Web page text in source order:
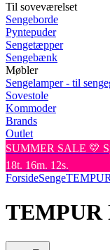
Til soveværelset
Sengeborde
Pyntepuder
Sengetæpper
Sengebænk
Møbler
Sengelamper - til
Sovestole
Kommoder
Brands
Outlet
SUMMER SALE 💛
18t. 16m. 12s.
ForsideSenge
TEMPUR